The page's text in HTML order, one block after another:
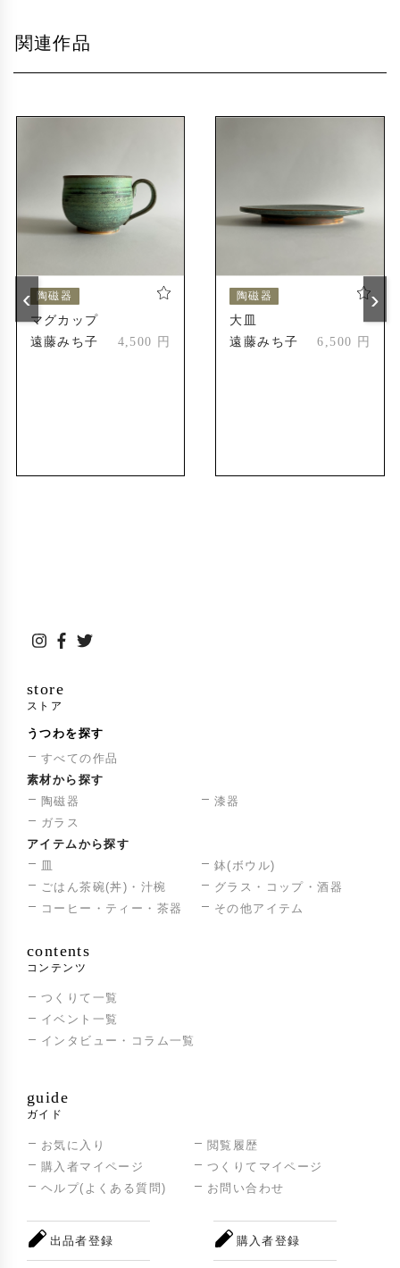
2005年
えべつやきもの市
受賞歴
2010年
関連作品
陶磁器
マグカップ
遠藤みち子
4,500 円
陶磁器
大皿
遠藤みち子
6,500 円
‹ ›
store
ストア
うつわを探す
すべての作品
素材から探す
陶磁器
漆器
ガラス
アイテムから探す
皿
鉢(ボウル)
ごはん茶碗(丼)・汁椀
グラス・コップ・酒器
コーヒー・ティー・茶器
その他アイテム
contents
コンテンツ
つくりて一覧
イベント一覧
インタビュー・コラム一覧
guide
ガイド
お気に入り
閲覧履歴
購入者マイページ
つくりてマイページ
ヘルプ(よくある質問)
お問い合わせ
出品者登録 購入者登録